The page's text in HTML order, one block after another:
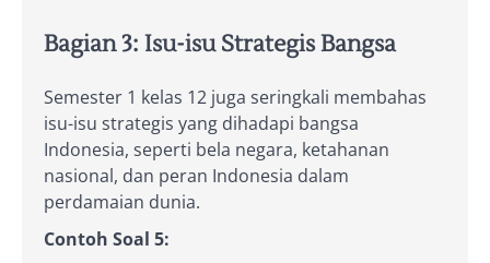
Bagian 3: Isu-isu Strategis Bangsa
Semester 1 kelas 12 juga seringkali membahas
isu-isu strategis yang dihadapi bangsa
Indonesia, seperti bela negara, ketahanan
nasional, dan peran Indonesia dalam
perdamaian dunia.
Contoh Soal 5: